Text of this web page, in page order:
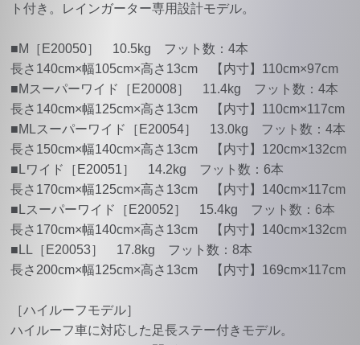
ト付き。レインガーター専用設計モデル。
■M［E20050］ 10.5kg フット数：4本
長さ140cm×幅105cm×高さ13cm 【内寸】110cm×97cm
■Mスーパーワイド［E20008］ 11.4kg フット数：4本
長さ140cm×幅125cm×高さ13cm 【内寸】110cm×117cm
■MLスーパーワイド［E20054］ 13.0kg フット数：4本
長さ150cm×幅140cm×高さ13cm 【内寸】120cm×132cm
■Lワイド［E20051］ 14.2kg フット数：6本
長さ170cm×幅125cm×高さ13cm 【内寸】140cm×117cm
■Lスーパーワイド［E20052］ 15.4kg フット数：6本
長さ170cm×幅140cm×高さ13cm 【内寸】140cm×132cm
■LL［E20053］ 17.8kg フット数：8本
長さ200cm×幅125cm×高さ13cm 【内寸】169cm×117cm
［ハイルーフモデル］
ハイルーフ車に対応した足長ステー付きモデル。